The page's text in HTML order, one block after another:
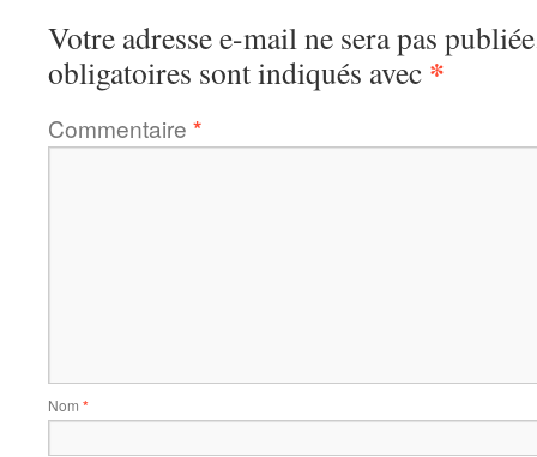
Votre adresse e-mail ne sera pas
obligatoires sont indiqués avec *
Commentaire *
Nom *